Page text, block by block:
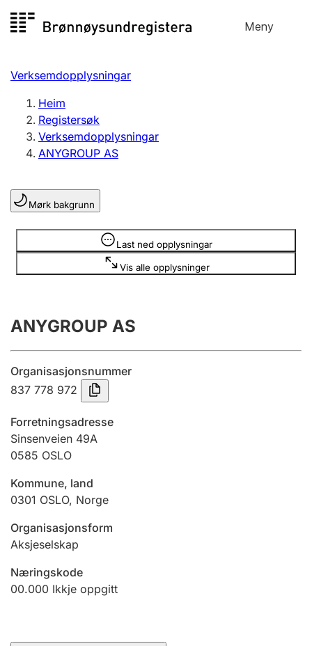
til
Meny
Registersøk
Aksjeselskap
Enkeltpersonføretak
Registrere, endre, slette
Lag og foreining
Registrere, endre, slette
Årsrekneskap
Innsending og forseinkingsgebyr
Tinglysing
Jeger
Ektepaktrettleiaren
Andre tema
Verksemdopplysningar
Heim
Registersøk
Verksemdopplysningar
ANYGROUP AS
Mørk bakgrunn
Last ned opplysningar
Vis alle opplysninger
Opplysninger er skjult
ANYGROUP AS
Organisasjonsnummer
837 778 972
Forretningsadresse
Sinsenveien 49A
0585 OSLO
Kommune, land
0301 OSLO, Norge
Organisasjonsform
Aksjeselskap
Næringskode
00.000 Ikkje oppgitt